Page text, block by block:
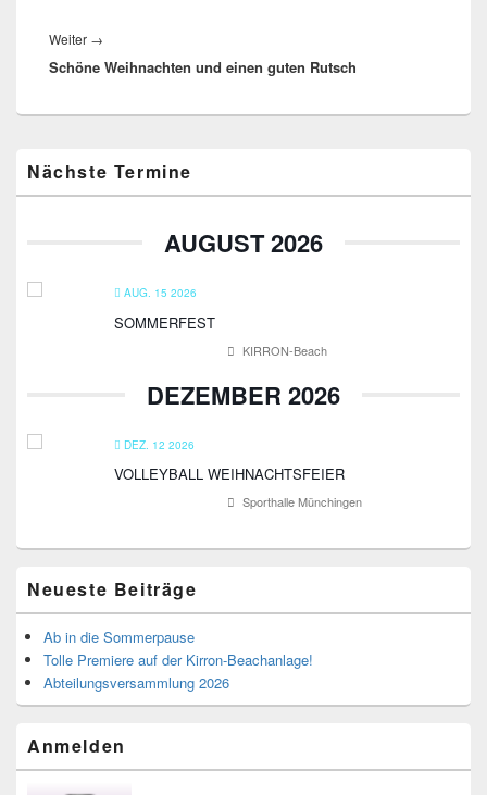
Weiter →
Beitrag:
Schöne Weihnachten und einen guten Rutsch
Seitenleisten-
Widgetbereich
Nächste Termine
AUGUST 2026
AUG. 15 2026
SOMMERFEST
KIRRON-Beach
DEZEMBER 2026
DEZ. 12 2026
VOLLEYBALL WEIHNACHTSFEIER
Sporthalle Münchingen
Neueste Beiträge
Ab in die Sommerpause
Tolle Premiere auf der Kirron-Beachanlage!
Abteilungsversammlung 2026
Anmelden